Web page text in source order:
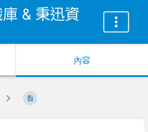
& 秉迅資
內容